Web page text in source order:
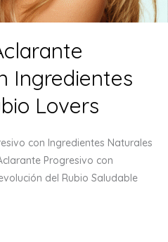
Ingredientes
Lovers
con Ingredientes Naturales
Progresivo con
del Rubio Saludable